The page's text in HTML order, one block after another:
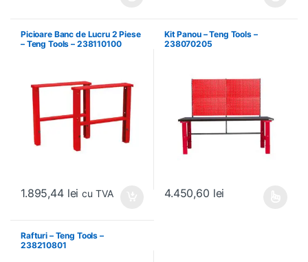
Picioare Banc de Lucru 2 Piese
– Teng Tools – 238110100
1.895,44 lei cu TVA
Kit Panou – Teng Tools –
238070205
4.450,60 lei
Rafturi – Teng Tools –
238210801